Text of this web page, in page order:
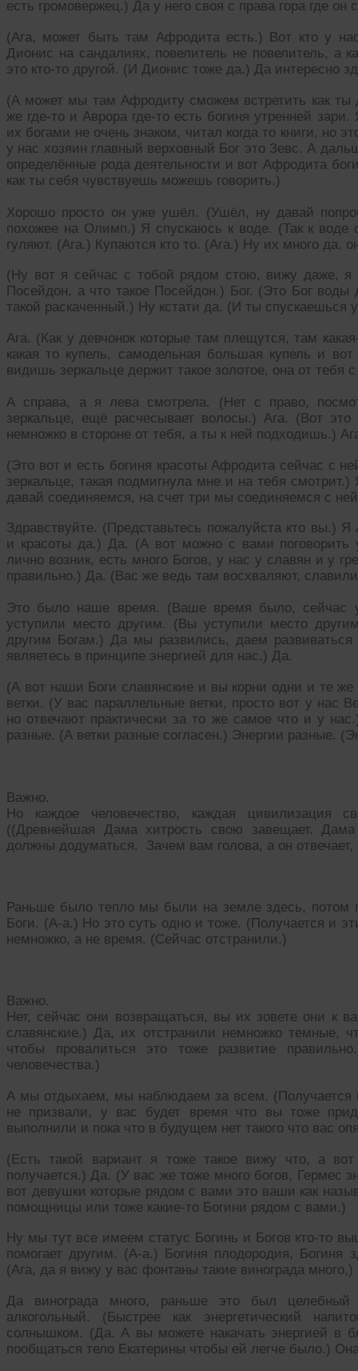
есть громовержец.) Да у него своя с права гора где
(Ага, может быть там Афродита есть.) Вот кто у
Дионис на сандалиях, повелитель не повелитель, а
это кто-то другой. (И Дионис тоже да.) Да интересно
(А может мы там Афродиту сможем встретить как
же где-то и Аврора где-то есть богиня утренней
их богами не очень знаком, читал когда то книги, но
у нас хозяин главный верховный Бог это Зевс. А
определённые рода деятельности и вот Афродита
как ты себя чувствуешь можешь говорить.)
Хорошо просто он уже ушёл. (Ушёл, ну давай
похожее на Олимп.) Я спускаюсь к воде. (Так к
гуляют. (Ага.) Купаются кто то. (Ага.) Ну их много да,
(Ну вот я сейчас с тобой рядом стою, вижу даже,
Посейдон, а что такое Посейдон.) Бог. (Это Бог
такой раскаченный.) Ну кстати да. (И ты спускаешься
Ага. (Как у девчонок которые там плещутся, там
какая то купель, самодельная большая купель и
видишь зеркальце держит такое золотое, она от тебя
А справа, а я лева смотрела. (Нет с право,
зеркальце, ещё расчесывает волосы.) Ага. (Вот
немножко в стороне от тебя, а ты к ней подходишь.)
(Это вот и есть богиня красоты Афродита сейчас с
зеркальце, такая подмигнула мне и на тебя
давай соединяемся, на счет три мы соединяемся с
Здравствуйте. (Представьтесь пожалуйста кто вы.)
и красоты да.) Да. (А вот можно с вами поговорить
лично возник, есть много Богов, у нас у славян и у
правильно.) Да. (Вас же ведь там восхваляют,
Это было наше время. (Ваше время было, сейчас
уступили место другим. (Вы уступили место
другим Богам.) Да мы развились, даем
являетесь в принципе энергией для нас.) Да.
(А вот наши Боги славянские и вы корни одни и те
ветки. (У вас параллельные ветки, просто вот у нас
но отвечают практически за то же самое что и у
разные. (А ветки разные согласен.) Энергии разные.
Важно.
Но каждое человечество, каждая цивилизация
((Древнейшая Дама хитрость свою завещает.
должны додуматься. Зачем вам голова, а он
Раньше было тепло мы были на земле здесь, потом
Боги. (А-а.) Но это суть одно и тоже. (Получается и
немножко, а не время. (Сейчас отстранили.)
Важно.
Нет, сейчас они возвращаться, вы их зовете они к
славянские.) Да, их отстранили немножко темные,
чтобы провалиться это тоже развитие
человечества.)
А мы отдыхаем, мы наблюдаем за всем. (Получается
не призвали, у вас будет время что вы тоже
выполнили и пока что в будущем нет такого что вас
(Есть такой вариант я тоже такое вижу что, а
получается.) Да. (У вас же тоже много богов, Гермес
вот девушки которые рядом с вами это ваши как
помощницы или тоже какие-то Богини рядом с вами.)
Ну мы тут все имеем статус Богинь и Богов кто-то
помогает другим. (А-а.) Богиня плодородия, Богиня
(Ага, да я вижу у вас фонтаны такие винограда много,)
Да винограда много, раньше это был
алкогольный. (Быстрее как энергетический
солнышком. (Да. А вы можете накачать энергией в
пообщаться тело Екатерины чтобы ей легче было.)